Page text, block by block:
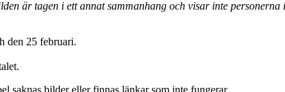
är tagen i ett annat sammanhang och visar inte personerna
den 25 februari.
saknas bilder eller finnas länkar som inte fungerar.